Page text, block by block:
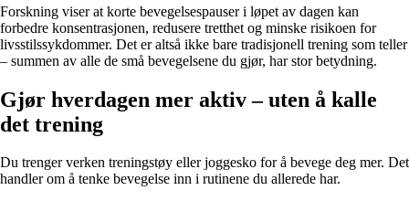
Forskning viser at korte bevegelsespauser i løpet av dagen kan
forbedre konsentrasjonen, redusere tretthet og minske risikoen for
livsstilssykdommer. Det er altså ikke bare tradisjonell trening som teller
– summen av alle de små bevegelsene du gjør, har stor betydning.
Gjør hverdagen mer aktiv – uten å kalle
det trening
Du trenger verken treningstøy eller joggesko for å bevege deg mer. Det
handler om å tenke bevegelse inn i rutinene du allerede har.